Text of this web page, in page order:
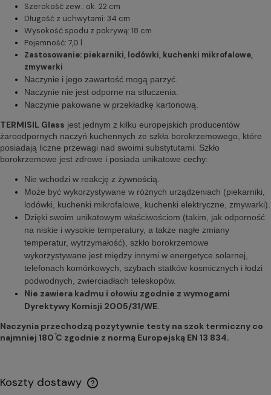
Szerokość zew.: ok. 22 cm
Długość z uchwytami: 34 cm
Wysokość spodu z pokrywą: 18 cm
Pojemność: 7,0 l
Zastosowanie: piekarniki, lodówki, kuchenki mikrofalowe,
zmywarki
Naczynie i jego zawartość mogą parzyć.
Naczynie nie jest odporne na stłuczenia.
Naczynie pakowane w przekładkę kartonową.
TERMISIL Glass jest jednym z kilku europejskich producentów
żaroodpornych naczyń kuchennych ze szkła borokrzemowego, które
posiadają liczne przewagi nad swoimi substytutami. Szkło
borokrzemowe jest zdrowe i posiada unikatowe cechy:
Nie wchodzi w reakcję z żywnością.
Może być wykorzystywane w różnych urządzeniach (piekarniki,
lodówki, kuchenki mikrofalowe, kuchenki elektryczne, zmywarki).
Dzięki swoim unikatowym właściwościom (takim, jak odporność
na niskie i wysokie temperatury, a także nagłe zmiany
temperatur, wytrzymałość), szkło borokrzemowe
wykorzystywane jest między innymi w energetyce solarnej,
telefonach komórkowych, szybach statków kosmicznych i łodzi
podwodnych, zwierciadłach teleskopów.
Nie zawiera kadmu i ołowiu zgodnie z wymogami
Dyrektywy Komisji 2005/31/WE
Naczynia przechodzą pozytywnie testy na szok termiczny co
najmniej 180 ֯C zgodnie z normą Europejską EN 13 834.
Koszty dostawy